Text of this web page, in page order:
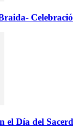
el Día del